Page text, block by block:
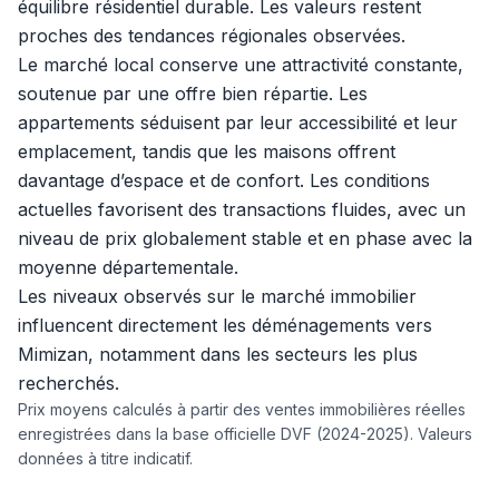
équilibre résidentiel durable. Les valeurs restent
proches des tendances régionales observées.
Le marché local conserve une attractivité constante,
soutenue par une offre bien répartie. Les
appartements séduisent par leur accessibilité et leur
emplacement, tandis que les maisons offrent
davantage d’espace et de confort. Les conditions
actuelles favorisent des transactions fluides, avec un
niveau de prix globalement stable et en phase avec la
moyenne départementale.
Les niveaux observés sur le marché immobilier
influencent directement les déménagements vers
Mimizan, notamment dans les secteurs les plus
recherchés.
Prix moyens calculés à partir des ventes immobilières réelles
enregistrées dans la base officielle DVF (2024-2025). Valeurs
données à titre indicatif.